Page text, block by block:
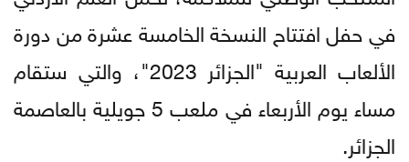
في حفل افتتاح النسخة الخامسة عشرة من دورة
الألعاب العربية "الجزائر 2023"، والتي ستقام
مساء يوم الأربعاء في ملعب 5 جويلية بالعاصمة
الجزائر.